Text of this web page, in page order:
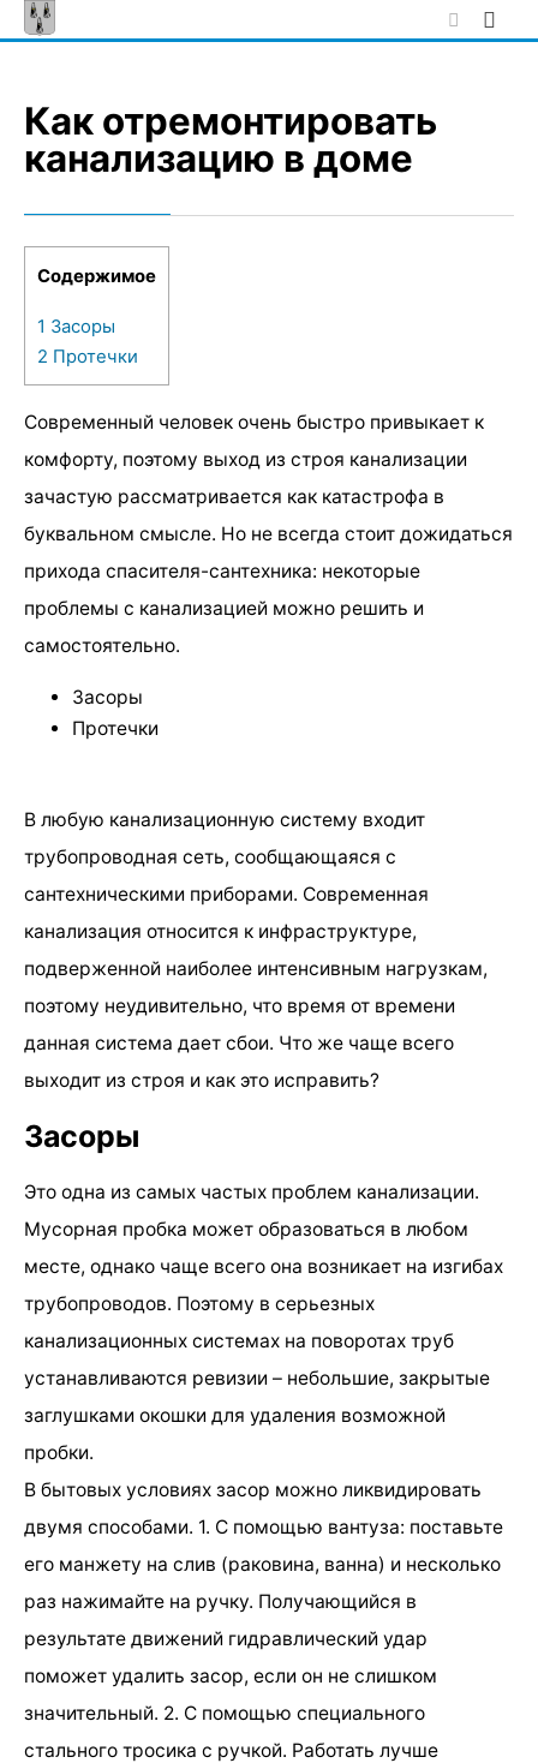
Skip
to
Как отремонтировать
канализацию в доме
Содержимое
1 Засоры
2 Протечки
Современный человек очень быстро привыкает к
комфорту, поэтому выход из строя канализации
зачастую рассматривается как катастрофа в
буквальном смысле. Но не всегда стоит дожидаться
прихода спасителя-сантехника: некоторые
проблемы с канализацией можно решить и
самостоятельно.
Засоры
Протечки
В любую канализационную систему входит
трубопроводная сеть, сообщающаяся с
сантехническими приборами. Современная
канализация относится к инфраструктуре,
подверженной наиболее интенсивным нагрузкам,
поэтому неудивительно, что время от времени
данная система дает сбои. Что же чаще всего
выходит из строя и как это исправить?
Засоры
Это одна из самых частых проблем канализации.
Мусорная пробка может образоваться в любом
месте, однако чаще всего она возникает на изгибах
трубопроводов. Поэтому в серьезных
канализационных системах на поворотах труб
устанавливаются ревизии – небольшие, закрытые
заглушками окошки для удаления возможной
пробки.
В бытовых условиях засор можно ликвидировать
двумя способами. 1. С помощью вантуза: поставьте
его манжету на слив (раковина, ванна) и несколько
раз нажимайте на ручку. Получающийся в
результате движений гидравлический удар
поможет удалить засор, если он не слишком
значительный. 2. С помощью специального
стального тросика с ручкой. Работать лучше